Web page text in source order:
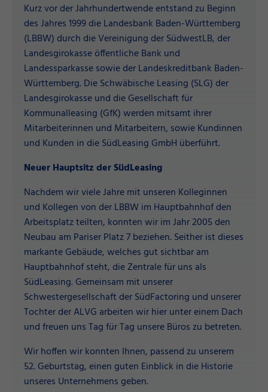
Kurz vor der Jahrhundertwende entstand zu Beginn
des Jahres 1999 die Landesbank Baden-Württemberg
(LBBW) durch die Vereinigung der SüdwestLB, der
Landesgirokasse öffentliche Bank und
Landessparkasse sowie der Landeskreditbank Baden-
Württemberg. Die Schwäbische Leasing (SLG) der
Landesgirokasse und die Gesellschaft für
Kommunalleasing (GfK) werden mitsamt ihrer
Mitarbeiterinnen und Mitarbeitern, sowie Kundinnen
und Kunden in die SüdLeasing GmbH überführt.
Neuer Hauptsitz der SüdLeasing
Nachdem wir viele Jahre mit unseren Kolleginnen
und Kollegen von der LBBW im Hauptbahnhof den
Arbeitsplatz teilten, konnten wir im Jahr 2005 den
Neubau am Pariser Platz 7 beziehen. Seither ist dieses
markante Gebäude, welches gut sichtbar am
Hauptbahnhof steht, die Zentrale für uns als
SüdLeasing. Gemeinsam mit unserer
Schwestergesellschaft der SüdFactoring und unserer
Tochter der ALVG arbeiten wir hier unter einem Dach
und freuen uns Tag für Tag unsere Büros zu betreten.
Wir hoffen wir konnten Ihnen, passend zu unserem
52. Geburtstag, einen guten Einblick in die Historie
unseres Unternehmens geben.